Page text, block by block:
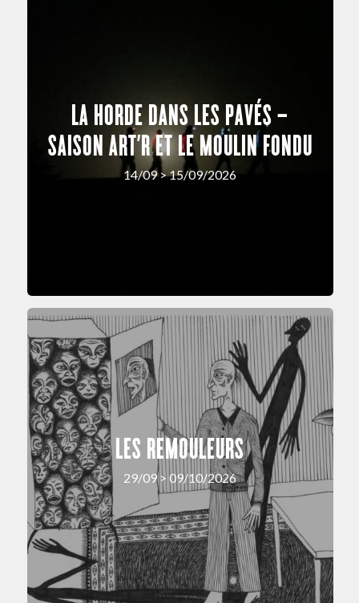
LA HORDE DANS LES PAVÉS –
SAISON ART’R ET LE MOULIN FONDU
14/09 > 15/09/2026
LES REMOULEURS
29/09 > 09/10/2026